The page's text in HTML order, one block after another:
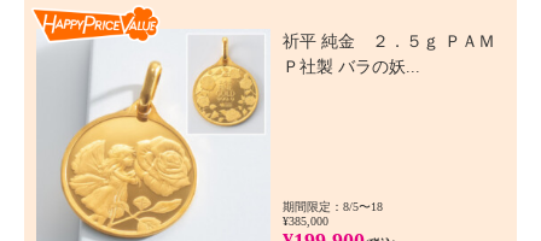
祈平 純金 ２．５ｇ ＰＡＭ
Ｐ社製 バラの妖...
期間限定：8/5〜18
¥385,000